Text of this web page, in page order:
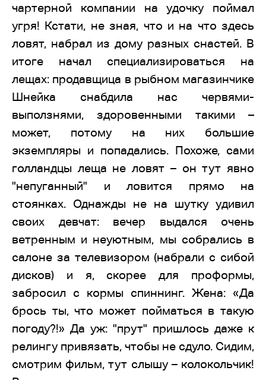
чартерной компании на удочку поймал
угря! Кстати, не зная, что и на что здесь
ловят, набрал из дому разных снастей. В
итоге начал специализироваться на
лещах: продавщица в рыбном магазинчике
Шнейка снабдила нас червями-
выползнями, здоровенными такими –
может, потому на них большие
экземпляры и попадались. Похоже, сами
голландцы леща не ловят – он тут явно
"непуганный" и ловится прямо на
стоянках. Однажды не на шутку удивил
своих девчат: вечер выдался очень
ветренным и неуютным, мы собрались в
салоне за телевизором (набрали с сибой
дисков) и я, скорее для проформы,
забросил с кормы спиннинг. Жена: «Да
брось ты, что может пойматься в такую
погоду?!» Да уж: "прут" пришлось даже к
релингу привязать, чтобы не сдуло. Сидим,
смотрим фильм, тут слышу – колокольчик!